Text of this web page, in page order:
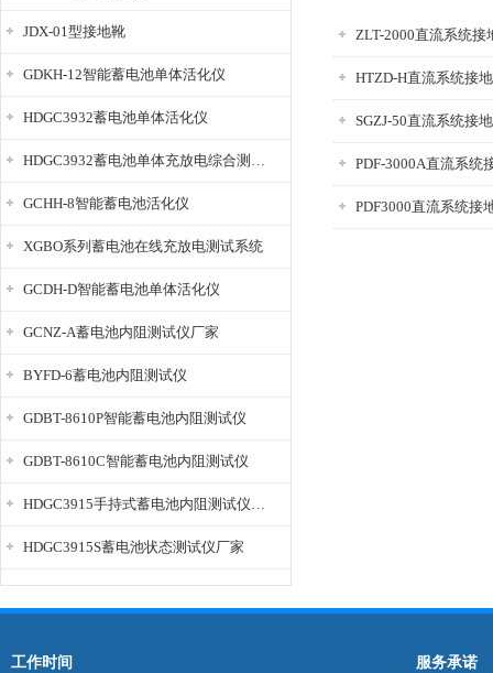
JDX-01型接地靴
GDKH-12智能蓄电池单体活化仪
HDGC3932蓄电池单体活化仪
HDGC3932蓄电池单体充放电综合测试仪
GCHH-8智能蓄电池活化仪
XGBO系列蓄电池在线充放电测试系统
GCDH-D智能蓄电池单体活化仪
GCNZ-A蓄电池内阻测试仪厂家
BYFD-6蓄电池内阻测试仪
GDBT-8610P智能蓄电池内阻测试仪
GDBT-8610C智能蓄电池内阻测试仪
HDGC3915手持式蓄电池内阻测试仪厂家
HDGC3915S蓄电池状态测试仪厂家
ZLT-2000直流系统接
HTZD-H直流系统接
SGZJ-50直流系统接
PDF-3000A直流系统
PDF3000直流系统接
工作时间 服务承诺